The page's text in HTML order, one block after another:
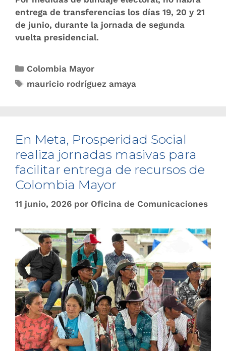
entrega de transferencias los días 19, 20 y 21
de junio, durante la jornada de segunda
vuelta presidencial.
Colombia Mayor
mauricio rodríguez amaya
En Meta, Prosperidad Social
realiza jornadas masivas para
facilitar entrega de recursos de
Colombia Mayor
11 junio, 2026 por Oficina de Comunicaciones